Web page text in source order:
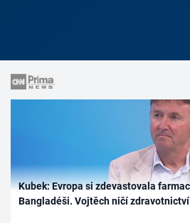
Kubek: Evropa si zdevastovala
Bangladéši. Vojtěch ničí zdravotnictví